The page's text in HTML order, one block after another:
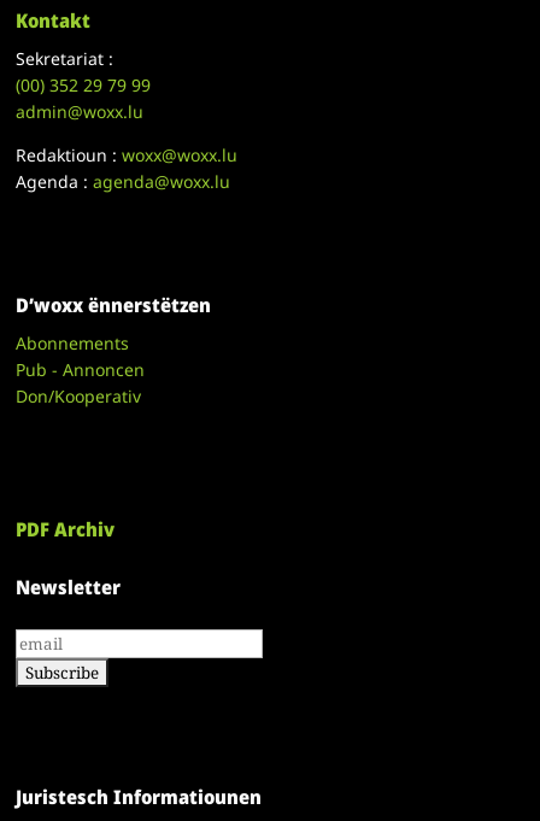
Kontakt
Sekretariat :
(00)352 29 79 99
admin@woxx.lu
Redaktioun :woxx@woxx.lu
Agenda :agenda@woxx.lu
D’woxx ënnerstëtzen
Abonnements
Pub - Annoncen
Don/Kooperativ
PDF Archiv
Newsletter
Juristesch Informatiounen